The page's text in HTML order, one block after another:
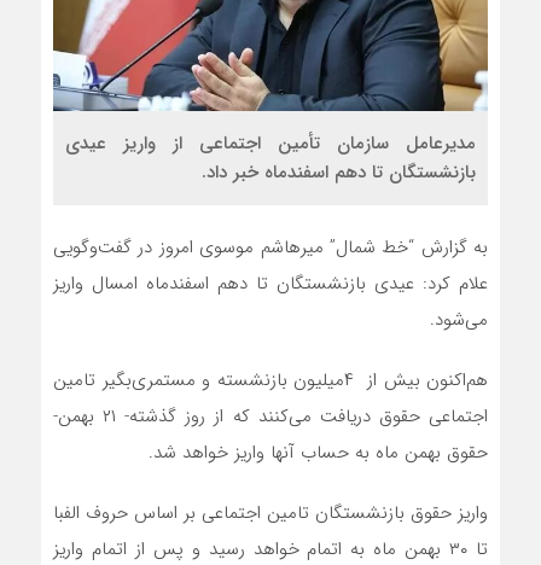
مدیرعامل سازمان تأمین اجتماعی از واریز عیدی
بازنشستگان تا دهم اسفندماه خبر داد.
به گزارش “خط شمال” میرهاشم موسوی امروز در گفت‌وگویی
علام کرد: عیدی بازنشستگان تا دهم اسفندماه امسال واریز
می‌شود.
هم‌اکنون بیش از ۴میلیون بازنشسته و مستمری‌بگیر تامین
اجتماعی حقوق دریافت می‌کنند که از روز گذشته- ۲۱ بهمن-
حقوق بهمن ماه به حساب آنها واریز خواهد شد.
واریز حقوق بازنشستگان تامین اجتماعی بر اساس حروف الفبا
تا ۳۰ بهمن ماه به اتمام خواهد رسید و پس از اتمام واریز